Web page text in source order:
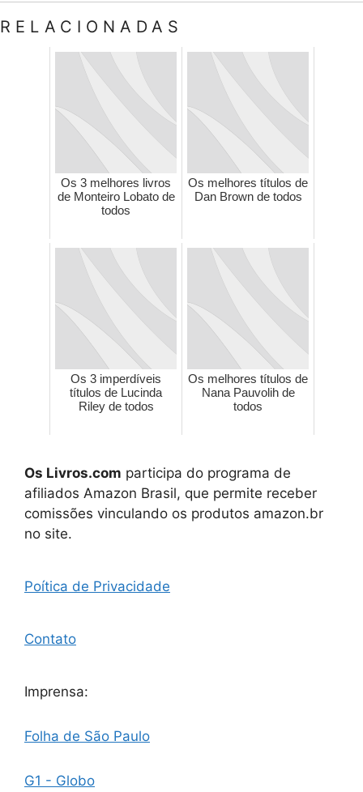
RELACIONADAS
Os 3 melhores livros
de Monteiro Lobato de
todos
Os melhores títulos de
Dan Brown de todos
Os 3 imperdíveis
títulos de Lucinda
Riley de todos
Os melhores títulos de
Nana Pauvolih de
todos
Os Livros.com participa do programa de
afiliados Amazon Brasil, que permite receber
comissões vinculando os produtos amazon.br
no site.
Poítica de Privacidade
Contato
Imprensa:
Folha de São Paulo
G1 - Globo